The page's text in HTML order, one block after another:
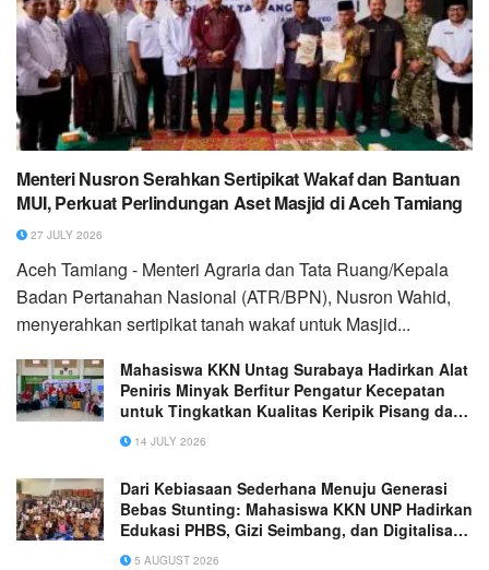
Menteri Nusron Serahkan Sertipikat Wakaf dan Bantuan
MUI, Perkuat Perlindungan Aset Masjid di Aceh Tamiang
27 JULY 2026
Aceh Tamiang - Menteri Agraria dan Tata Ruang/Kepala
Badan Pertanahan Nasional (ATR/BPN), Nusron Wahid,
menyerahkan sertipikat tanah wakaf untuk Masjid...
Mahasiswa KKN Untag Surabaya Hadirkan Alat
Peniris Minyak Berfitur Pengatur Kecepatan
untuk Tingkatkan Kualitas Keripik Pisang dan
Sukun di Desa Mojopuro Gede
14 JULY 2026
Dari Kebiasaan Sederhana Menuju Generasi
Bebas Stunting: Mahasiswa KKN UNP Hadirkan
Edukasi PHBS, Gizi Seimbang, dan Digitalisasi
Posyandu di Nagari Balai Baiak Malai III Koto
5 AUGUST 2026